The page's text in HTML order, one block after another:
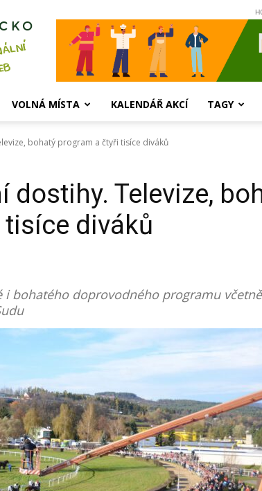
VOLNÁ MÍSTA KALENDÁŘ AKCÍ TAGY
bohatý program a čtyři tisíce diváků
dostihy. Televize,
diváků
i bohatého doprovodného programu včetně